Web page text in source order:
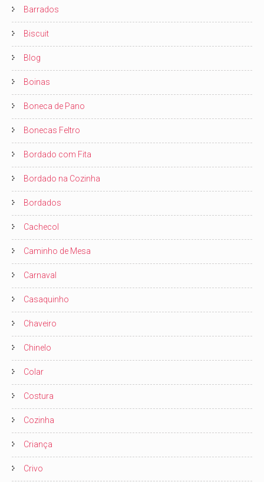
Barrados
Biscuit
Blog
Boinas
Boneca de Pano
Bonecas Feltro
Bordado com Fita
Bordado na Cozinha
Bordados
Cachecol
Caminho de Mesa
Carnaval
Casaquinho
Chaveiro
Chinelo
Colar
Costura
Cozinha
Criança
Crivo